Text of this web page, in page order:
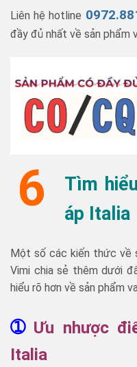
Liên hệ hotline
đầy đủ nhất về sản phẩm
6
Tìm
áp Italia
Một số các kiến thức về
Vimi chia sẻ thêm dưới
hiểu rõ hơn về sản phẩm
➀ Ưu nhược
Italia